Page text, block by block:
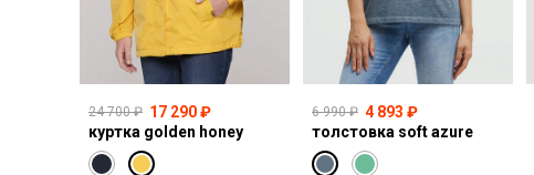
24 700 ₽ 17 290 ₽
куртка golden honey
6 990 ₽ 4 893 ₽
толстовка soft azure